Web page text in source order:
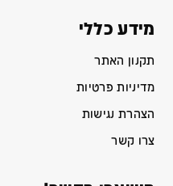
מידע כללי
תקנון האתר
מדיניות פרטיות
הצהרת נגישות
צרו קשר